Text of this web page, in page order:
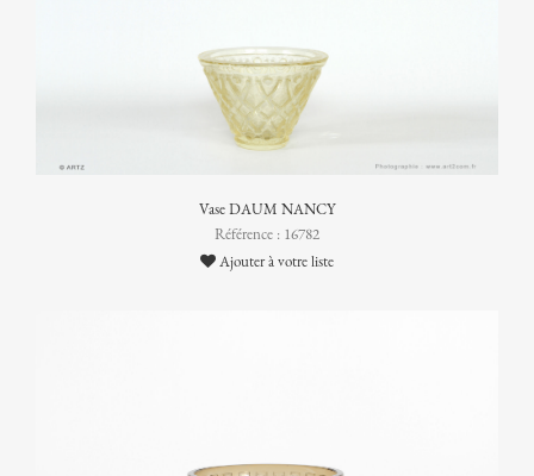
Vase DAUM NANCY
Référence : 16782
Ajouter à votre liste